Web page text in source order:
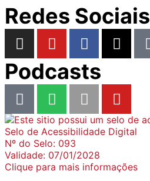
Redes Sociais
Podcasts
Selo de Acessibilidade Digital
Nº do Selo: 093
Validade: 07/01/2028
Clique para mais informações